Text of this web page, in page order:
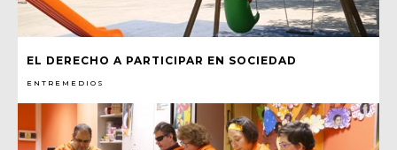
EL DERECHO A PARTICIPAR EN SOCIEDAD
ENTREMEDIOS